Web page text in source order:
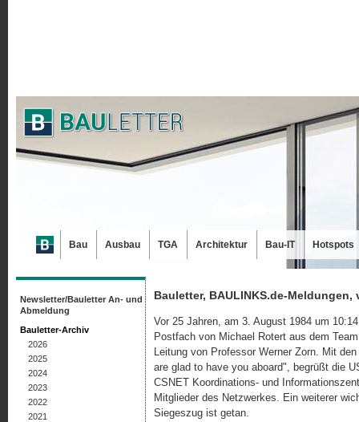
Bauletter, BAULINKS.de-Meldungen,
Vor 25 Jahren, am 3. August 1984 um
Postfach von Michael Rotert aus dem
Leitung von Professor Werner Zorn. Mit
are glad to have you aboard", begrüßt die
CSNET Koordinations- und
Mitglieder des Netzwerkes. Ein weiterer
Siegeszug ist getan.
Newsletter/Bauletter An- und
Abmeldung
Bauletter-Archiv
2026
2025
2024
2023
2022
2021
Bau Ausbau TGA Architektur Bau-IT Hotspots